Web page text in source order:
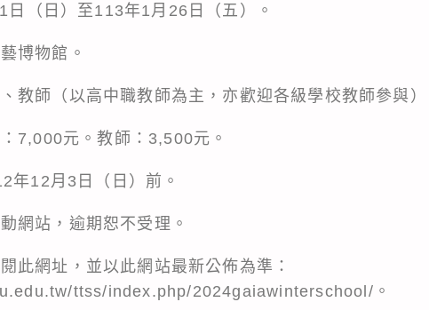
（日）至113年1月26日（五）。
博物館。
教師（以高中職教師為主，亦歡迎各級學校教師參與）
7,000元。教師：3,500元。
年12月3日（日）前。
網站，逾期恕不受理。
此網址，並以此網站最新公佈為準：
ttss/index.php/2024gaiawinterschool/。